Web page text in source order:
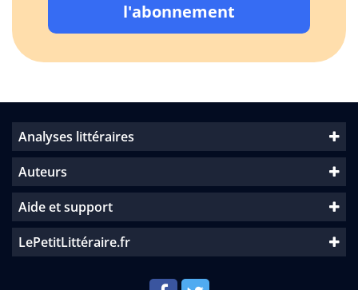
l'abonnement
Analyses littéraires
Auteurs
Aide et support
LePetitLittéraire.fr